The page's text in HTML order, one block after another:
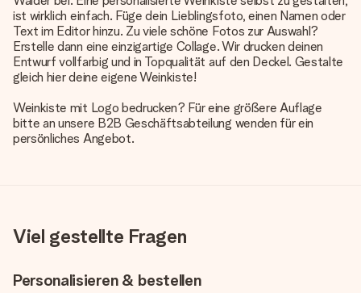
ist wirklich einfach. Füge dein Lieblingsfoto, einen Namen oder
Text im Editor hinzu. Zu viele schöne Fotos zur Auswahl?
Erstelle dann eine einzigartige Collage. Wir drucken deinen
Entwurf vollfarbig und in Topqualität auf den Deckel. Gestalte
gleich hier deine eigene Weinkiste!
Weinkiste mit Logo bedrucken? Für eine größere Auflage
bitte an unsere B2B Geschäftsabteilung wenden für ein
persönliches Angebot.
Viel gestellte Fragen
Personalisieren & bestellen